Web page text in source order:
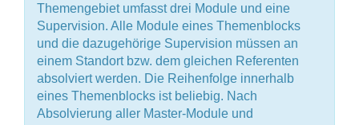
Themengebiet umfasst drei Module und eine
Supervision. Alle Module eines Themenblocks
und die dazugehörige Supervision müssen an
einem Standort bzw. dem gleichen Referenten
absolviert werden. Die Reihenfolge innerhalb
eines Themenblocks ist beliebig. Nach
Absolvierung aller Master-Module und